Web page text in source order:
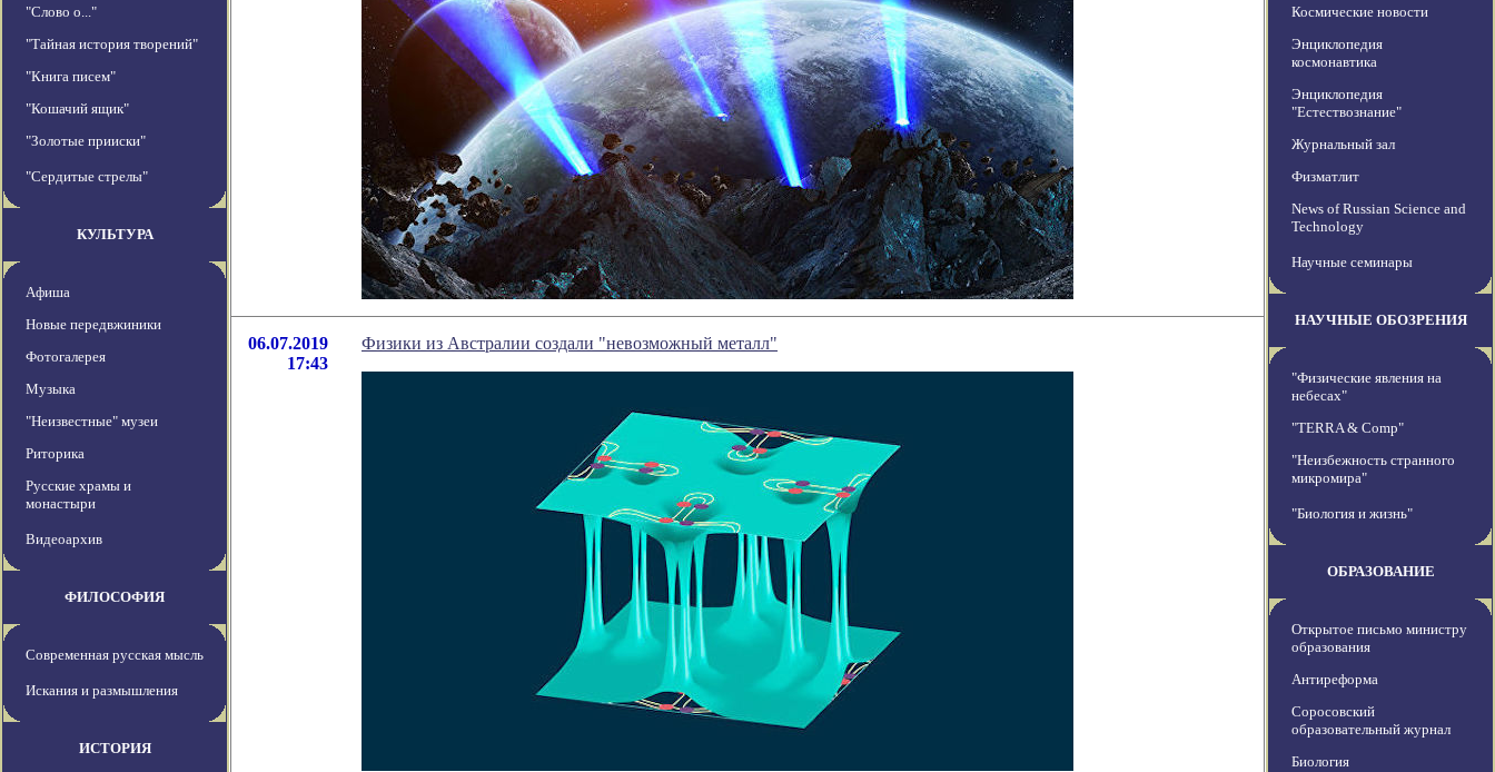
"Слово о..."
"Тайная история творений"
"Книга писем"
"Кошачий ящик"
"Золотые прииски"
"Сердитые стрелы"
КУЛЬТУРА
Афиша
Новые передвжиники
Фотогалерея
Музыка
"Неизвестные" музеи
Риторика
Русские храмы и
монастыри
Видеоархив
ФИЛОСОФИЯ
Современная русская мысль
Искания и размышления
ИСТОРИЯ
06.07.2019
17:43
Физики из Австралии создали "невозможный металл"
Космические новости
Энциклопедия
космонавтика
Энциклопедия
"Естествознание"
Журнальный зал
Физматлит
News of Russian Science and
Technology
Научные семинары
НАУЧНЫЕ ОБОЗРЕНИЯ
"Физические явления на
небесах"
"TERRA & Comp"
"Неизбежность странного
микромира"
"Биология и жизнь"
ОБРАЗОВАНИЕ
Открытое письмо министру
образования
Антиреформа
Соросовский
образовательный журнал
Биология